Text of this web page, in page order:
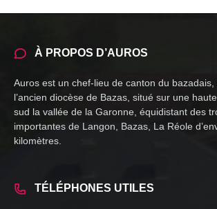
À PROPOS D’AUROS
Auros est un chef-lieu de canton du bazadais,
l’ancien diocèse de Bazas, situé sur une
sud la vallée de la Garonne, équidistant des
importantes de Langon, Bazas, La Réole
kilomètres.
TÉLÉPHONES UTILES